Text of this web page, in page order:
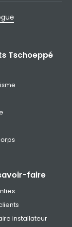
Tschoeppé
faire
installateur